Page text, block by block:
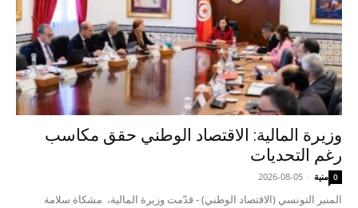
وزيرة المالية: الاقتصاد الوطني حقق مكاسب
رغم التحديات
منية -
2026-08-05 0
المنبر التونسي (الاقتصاد الوطني) - قدّمت وزيرة المالية، مشكاة سلامة